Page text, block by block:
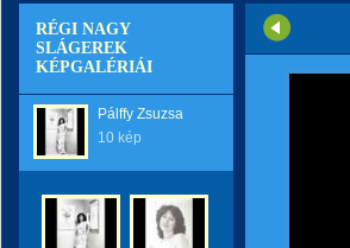
RÉGI NAGY
SLÁGEREK
KÉPGALÉRIÁI
Pálffy Zsuzsa
10 kép